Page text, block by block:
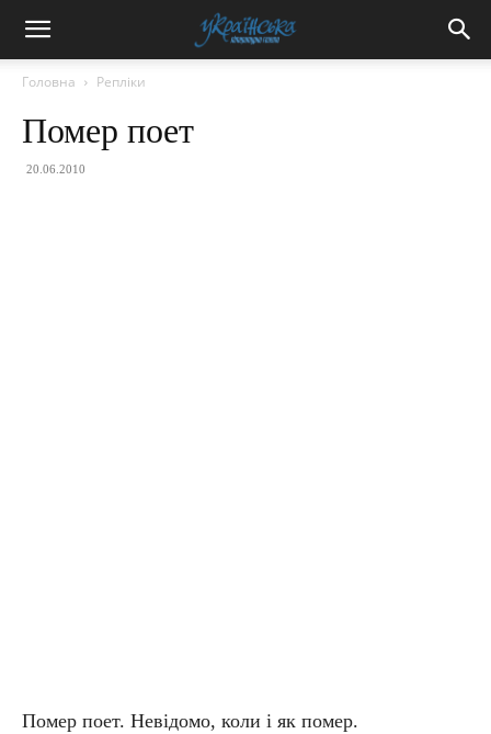
Головна Репліки
Помер поет
20.06.2010
Помер поет. Невідомо, коли і як помер.